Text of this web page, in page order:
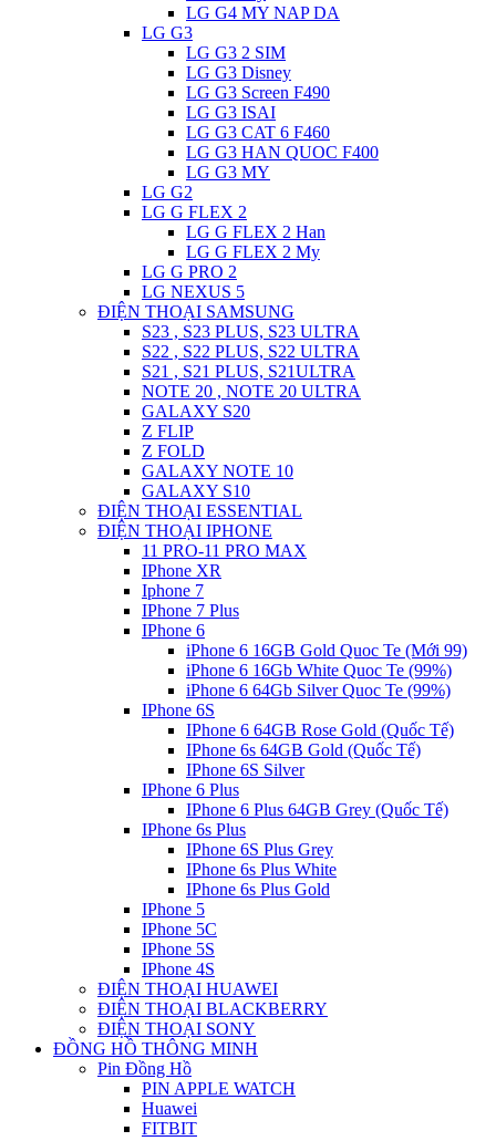
LG G4 MY NAP DA
LG G3
LG G3 2 SIM
LG G3 Disney
LG G3 Screen F490
LG G3 ISAI
LG G3 CAT 6 F460
LG G3 HAN QUOC F400
LG G3 MY
LG G2
LG G FLEX 2
LG G FLEX 2 Han
LG G FLEX 2 My
LG G PRO 2
LG NEXUS 5
ĐIỆN THOẠI SAMSUNG
S23 , S23 PLUS, S23 ULTRA
S22 , S22 PLUS, S22 ULTRA
S21 , S21 PLUS, S21ULTRA
NOTE 20 , NOTE 20 ULTRA
GALAXY S20
Z FLIP
Z FOLD
GALAXY NOTE 10
GALAXY S10
ĐIỆN THOẠI ESSENTIAL
ĐIỆN THOẠI IPHONE
11 PRO-11 PRO MAX
IPhone XR
Iphone 7
IPhone 7 Plus
IPhone 6
iPhone 6 16GB Gold Quoc Te (Mới 99)
iPhone 6 16Gb White Quoc Te (99%)
iPhone 6 64Gb Silver Quoc Te (99%)
IPhone 6S
IPhone 6 64GB Rose Gold (Quốc Tế)
IPhone 6s 64GB Gold (Quốc Tế)
IPhone 6S Silver
IPhone 6 Plus
IPhone 6 Plus 64GB Grey (Quốc Tế)
IPhone 6s Plus
IPhone 6S Plus Grey
IPhone 6s Plus White
IPhone 6s Plus Gold
IPhone 5
IPhone 5C
IPhone 5S
IPhone 4S
ĐIỆN THOẠI HUAWEI
ĐIỆN THOẠI BLACKBERRY
ĐIỆN THOẠI SONY
ĐỒNG HỒ THÔNG MINH
Pin Đồng Hồ
PIN APPLE WATCH
Huawei
FITBIT